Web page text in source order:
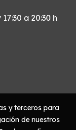
a 20:30 h
y terceros para
de nuestros